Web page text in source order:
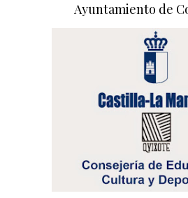
Ayuntamiento de